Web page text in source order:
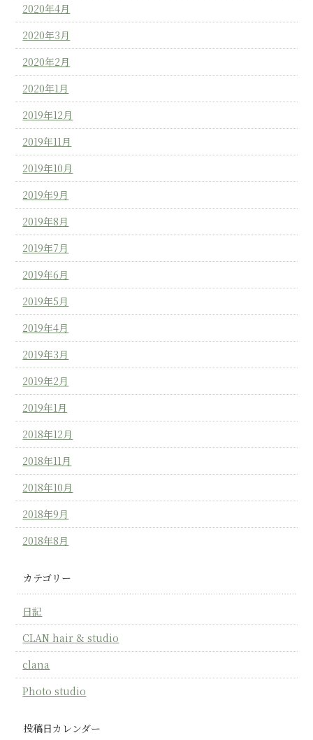
2020年4月
2020年3月
2020年2月
2020年1月
2019年12月
2019年11月
2019年10月
2019年9月
2019年8月
2019年7月
2019年6月
2019年5月
2019年4月
2019年3月
2019年2月
2019年1月
2018年12月
2018年11月
2018年10月
2018年9月
2018年8月
カテゴリー
日記
CLAN hair & studio
clana
Photo studio
投稿日カレンダー